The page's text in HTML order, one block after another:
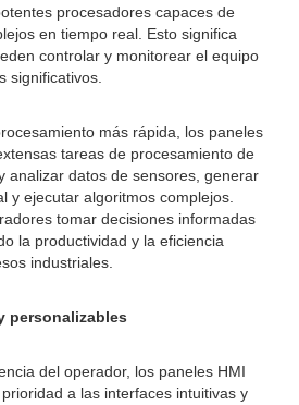
procesadores capaces de
en tiempo real. Esto significa
controlar y monitorear el equipo
significativos.
más rápida, los paneles
tareas de procesamiento de
analizar datos de sensores, generar
y ejecutar algoritmos complejos.
tomar decisiones informadas
la productividad y la eficiencia
industriales.
personalizables
del operador, los paneles HMI
a las interfaces intuitivas y